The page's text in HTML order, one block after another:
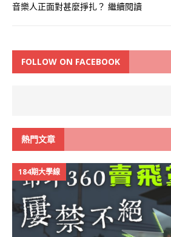
音樂人正面對甚麼掙扎？ 繼續閱讀
FOLLOW ON FACEBOOK
熱門文章
184期大學線